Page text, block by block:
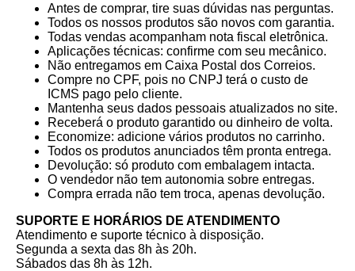
Antes de comprar, tire suas dúvidas nas perguntas.
Todos os nossos produtos são novos com garantia.
Todas vendas acompanham nota fiscal eletrônica.
Aplicações técnicas: confirme com seu mecânico.
Não entregamos em Caixa Postal dos Correios.
Compre no CPF, pois no CNPJ terá o custo de
ICMS pago pelo cliente.
Mantenha seus dados pessoais atualizados no site.
Receberá o produto garantido ou dinheiro de volta.
Economize: adicione vários produtos no carrinho.
Todos os produtos anunciados têm pronta entrega.
Devolução: só produto com embalagem intacta.
O vendedor não tem autonomia sobre entregas.
Compra errada não tem troca, apenas devolução.
SUPORTE E HORÁRIOS DE ATENDIMENTO
Atendimento e suporte técnico à disposição.
Segunda a sexta das 8h às 20h.
Sábados das 8h às 12h.